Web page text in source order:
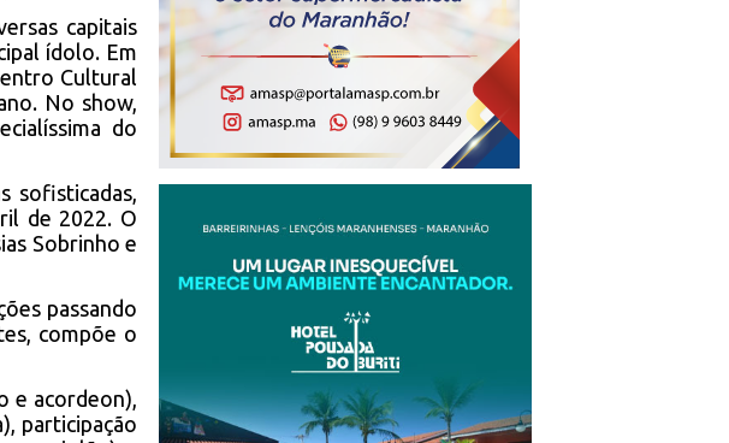
capitais
ídolo. Em
Cultural
No show,
do
sofisticadas,
de 2022. O
Sobrinho e
passando
compõe o
e acordeon),
participação